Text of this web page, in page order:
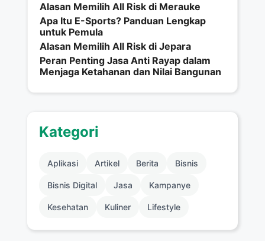
Alasan Memilih All Risk di Merauke
Apa Itu E-Sports? Panduan Lengkap
untuk Pemula
Alasan Memilih All Risk di Jepara
Peran Penting Jasa Anti Rayap dalam
Menjaga Ketahanan dan Nilai Bangunan
Kategori
Aplikasi Artikel Berita Bisnis
Bisnis Digital Jasa Kampanye
Kesehatan Kuliner Lifestyle